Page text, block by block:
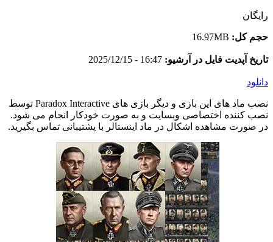
رایگان
حجم کل: 16.97MB
تاریخ آپدیت فایل در آرشیو: 16:47 - 2025/12/15
دانلود
نصب ماد های این بازی و دیگر بازی های Paradox Interactive توسط
نصب کننده اختصاصی وبسایت و به صورت خودکار انجام می شود.
در صورت مشاهده اشکال در ماد اینستالر با پشتیبانی تماس بگیرید.